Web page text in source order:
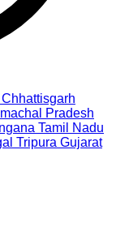
Chhattisgarh
Pradesh
Tamil Nadu
Tripura Gujarat